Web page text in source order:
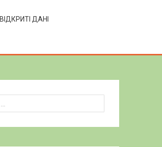
ВІДКРИТІ ДАНІ